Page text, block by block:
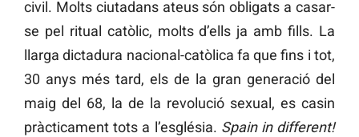
civil. Molts ciutadans ateus són obligats a casar-
se pel ritual catòlic, molts d’ells ja amb fills. La
llarga dictadura nacional-catòlica fa que fins i tot,
30 anys més tard, els de la gran generació del
maig del 68, la de la revolució sexual, es casin
pràcticament tots a l’església. Spain in different!